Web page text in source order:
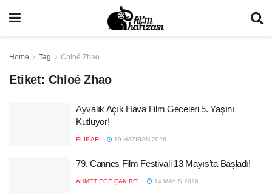
Home Tag Chloé Zhao
Etiket: Chloé Zhao
Ayvalık Açık Hava Film Geceleri 5. Yaşını
Kutluyor!
ELIF ARI 19 HAZIRAN 2026
79. Cannes Film Festivali 13 Mayıs’ta Başladı!
AHMET EGE ÇAKIREL 14 MAYIS 2026